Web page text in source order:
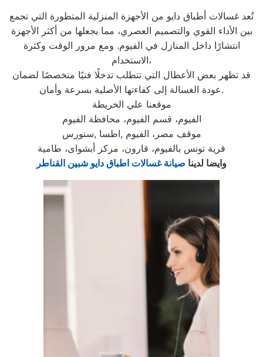
تُعد غسالات أطباق دايو من الأجهزة المنزلية المتطورة التي تجمع
بين الأداء القوي والتصميم العصري، مما يجعلها من أكثر الأجهزة
انتشارًا داخل المنازل في الفيوم. ومع مرور الوقت وكثرة
الاستخدام،
قد تظهر بعض الأعطال التي تتطلب تدخلًا فنيًا متخصصًا لضمان
عودة الغسالة إلى كفاءتها الأصلية بسرعة وأمان.
موقعنا علي الخريطة
الفيوم، قسم الفيوم، محافظة الفيوم
موقف مصر، الفيوم ,اطسا ,سنورس
قرية تونس بالفيوم، قارون، مركز أبشواى، طامية
وايضا لدينا صيانة غسالات اطباق دايو شبين القناطر